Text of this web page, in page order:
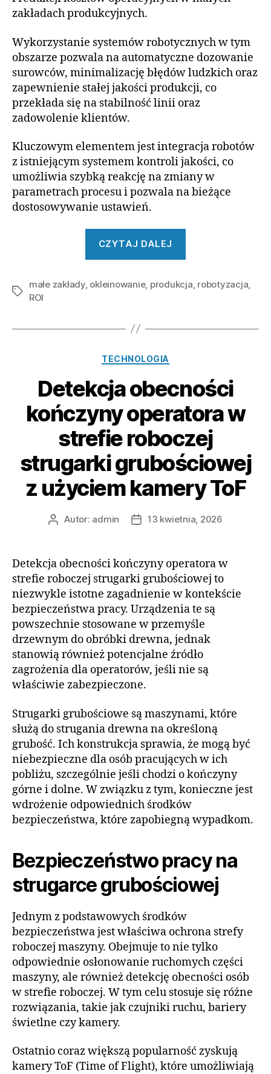
zakładach produkcyjnych.
Wykorzystanie systemów robotycznych w tym
obszarze pozwala na automatyczne dozowanie
surowców, minimalizację błędów ludzkich oraz
zapewnienie stałej jakości produkcji, co
przekłada się na stabilność linii oraz
zadowolenie klientów.
Kluczowym elementem jest integracja robotów
z istniejącym systemem kontroli jakości, co
umożliwia szybką reakcję na zmiany w
parametrach procesu i pozwala na bieżące
dostosowywanie ustawień.
CZYTAJ DALEJ
w
–
dla
małych
zakładów”
Tagi
małe zakłady, okleinowanie, produkcja robotyzacja
ROI
Kategorie
TECHNOLOGIA
Detekcja obecności
kończyny operatora w
strefie roboczej
strugarki grubościowej
z użyciem kamery ToF
AutorAutor: admin
Data13 kwietnia, 2026
Detekcja obecności kończyny operatora w
strefie roboczej strugarki grubościowej to
niezwykle istotne zagadnienie w kontekście
bezpieczeństwa pracy. Urządzenia te są
powszechnie stosowane w przemyśle
drzewnym do obróbki drewna, jednak
stanowią również potencjalne źródło
zagrożenia dla operatorów, jeśli nie są
właściwie zabezpieczone.
Strugarki grubościowe są maszynami, które
służą do strugania drewna na określoną
grubość. Ich konstrukcja sprawia, że mogą być
niebezpieczne dla osób pracujących w ich
pobliżu, szczególnie jeśli chodzi o kończyny
górne i dolne. W związku z tym, konieczne jest
wdrożenie odpowiednich środków
bezpieczeństwa, które zapobiegną wypadkom.
Bezpieczeństwo pracy na
strugarce grubościowej
Jednym z podstawowych środków
bezpieczeństwa jest właściwa ochrona strefy
roboczej maszyny. Obejmuje to nie tylko
odpowiednie osłonowanie ruchomych części
maszyny, ale również detekcję obecności osób
w strefie roboczej. W tym celu stosuje się różne
rozwiązania, takie jak czujniki ruchu, bariery
świetlne czy kamery.
Ostatnio coraz większą popularność zyskują
kamery ToF (Time of Flight), które umożliwiają